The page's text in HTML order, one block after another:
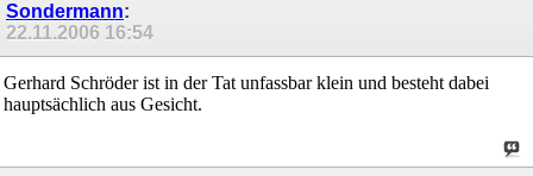
Sondermann:
22.11.2006 16:54
Gerhard Schröder ist in der Tat unfassbar klein und besteht dabei
hauptsächlich aus Gesicht.